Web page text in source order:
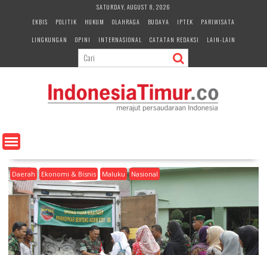
e
n
SATURDAY, AUGUST 8, 2026
EKBIS
POLITIK HUKUM OLAHRAGA BUDAYA IPTEK
PARIWISATA
LINGKUNGAN
OPINI INTERNASIONAL CATATAN REDAKSI LAIN-LAIN
Daerah Ekonomi & Bisnis Maluku Nasional